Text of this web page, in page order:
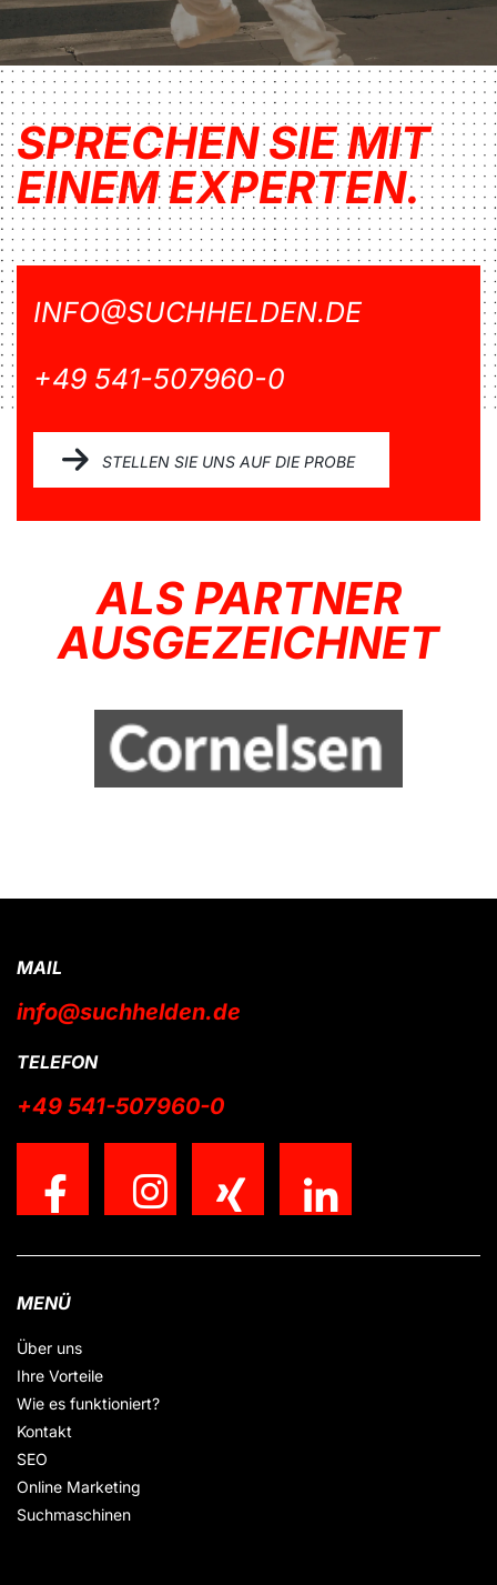
SPRECHEN SIE MIT
EINEM EXPERTEN.
INFO@SUCHHELDEN.DE
+49 541-507960-0
STELLEN SIE UNS AUF DIE PROBE
ALS PARTNER
AUSGEZEICHNET
MAIL
info@suchhelden.de
TELEFON
+49 541-507960-0
MENÜ
Über uns
Ihre Vorteile
Wie es funktioniert?
Kontakt
SEO
Online Marketing
Suchmaschinen